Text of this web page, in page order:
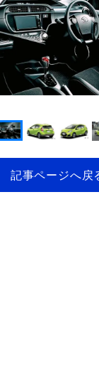
記事ページへ戻